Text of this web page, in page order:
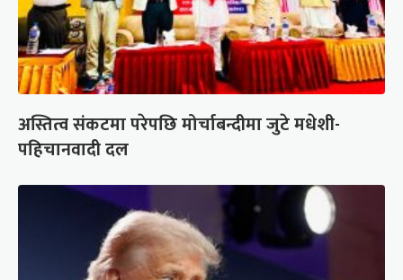
अस्तित्व संकटमा परेपछि मोर्चाबन्दीमा जुटे मधेशी-
पहिचानवादी दल